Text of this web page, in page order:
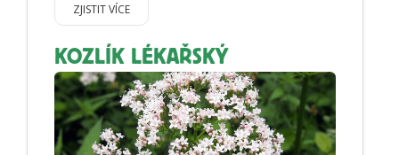
ZJISTIT VÍCE
KOZLÍK LÉKAŘSKÝ